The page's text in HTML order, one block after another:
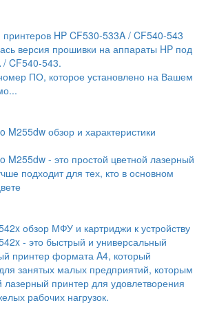
HP CF530-533A / CF540-543
версия прошивки на аппараты HP под
CF540-543.
ПО, которое установлено на Вашем
M255dw обзор и характеристики
M255dw - это простой цветной лазерный
подходит для тех, кто в основном
обзор МФУ и картриджи к устройству
- это быстрый и универсальный
принтер формата A4, который
занятых малых предприятий, которым
принтер для удовлетворения
рабочих нагрузок.